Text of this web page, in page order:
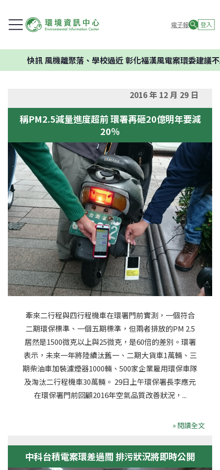
電子報 登入
風機離聚落、學校過近 彰化福漢風電案環委建議不應開發
2016 年 12 月 29 日
稱PM2.5減量進度超前 環署再砸20億明年要減
20％
牽來二行程與四行程機車在環署門前實測，一個符合
二期環保標準、一個五期標準，但兩者排放的PM 2.5
居然是1500微克以上與25微克，是60倍的差別。環署
表示，未來一年將陸續汰舊一、二期大貨車1萬輛、三
期柴油車加裝濾煙器1000輛、500家企業雇用環保車隊
及淘汰二行程機車30萬輛。 29日上午環保署長李應元
在環保署門前回顧2016年空氣品質改善狀況，...
» 閱讀全文
中科台積電案環差過關 排污狀況將即時公開